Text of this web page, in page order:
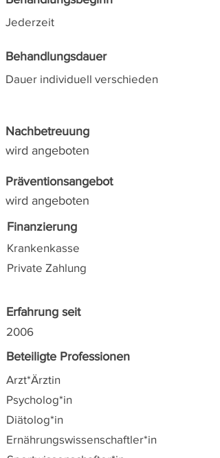
Jederzeit
Behandlungsdauer
Dauer individuell verschieden
Nachbetreuung
wird angeboten
Präventionsangebot
wird angeboten
Finanzierung
Krankenkasse
Private Zahlung
Erfahrung seit
2006
Beteiligte Professionen
Arzt*Ärztin
Psycholog*in
Diätolog*in
Ernährungswissenschaftler*in